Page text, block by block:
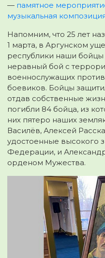
— памятное
музыкальная
Напомним, что 25 лет
1 марта, в Аргунском
республики наши
неравный бой с
военнослужащих
боевиков. Бойцы
отдав собственные
погибли 84 бойца, из
них пятеро наших
Василёв, Алексей
удостоенные высокого
Федерации, и
орденом Мужества.